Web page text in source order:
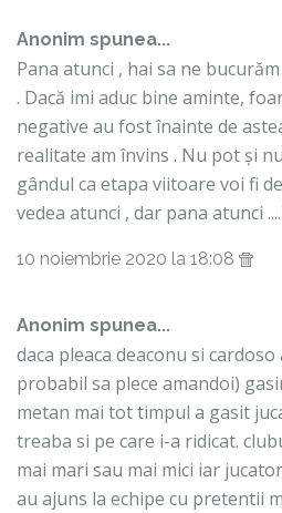
Anonim spunea...
Pana atunci , hai sa ne
. Dacă imi aduc bine aminte,
negative au fost înainte de
realitate am învins . Nu pot și
gândul ca etapa viitoare voi fi
vedea atunci , dar pana atunci
10 noiembrie 2020 la 18:08
Anonim spunea...
daca pleaca deaconu si
probabil sa plece amandoi)
metan mai tot timpul a gasit
treaba si pe care i-a ridicat.
mai mari sau mai mici iar
au ajuns la echipe cu pretentii